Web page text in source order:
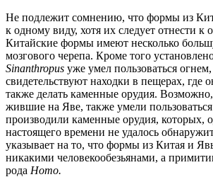
Не подлежит сомнению, что формы из
к одному виду, хотя их следует отнести к
Китайские формы имеют несколько
мозгового черепа. Кроме того
Sinanthropus уже умел пользоваться
свидетельствуют находки в пещерах, где
также делать каменные орудия.
жившие на Яве, также умели
производили каменные орудия, которых,
настоящего времени не удалось
указывает на то, что формы из Китая и
никакими человекообезьянами, а
рода Homo.